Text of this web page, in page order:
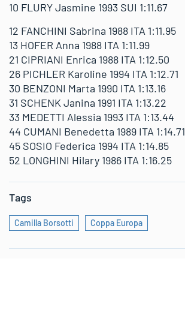
10 FLURY Jasmine 1993 SUI 1:11.67
12 FANCHINI Sabrina 1988 ITA 1:11.95
13 HOFER Anna 1988 ITA 1:11.99
21 CIPRIANI Enrica 1988 ITA 1:12.50
26 PICHLER Karoline 1994 ITA 1:12.71
30 BENZONI Marta 1990 ITA 1:13.16
31 SCHENK Janina 1991 ITA 1:13.22
33 MEDETTI Alessia 1993 ITA 1:13.44
44 CUMANI Benedetta 1989 ITA 1:14.71
45 SOSIO Federica 1994 ITA 1:14.85
52 LONGHINI Hilary 1986 ITA 1:16.25
Tags
Camilla Borsotti Coppa Europa